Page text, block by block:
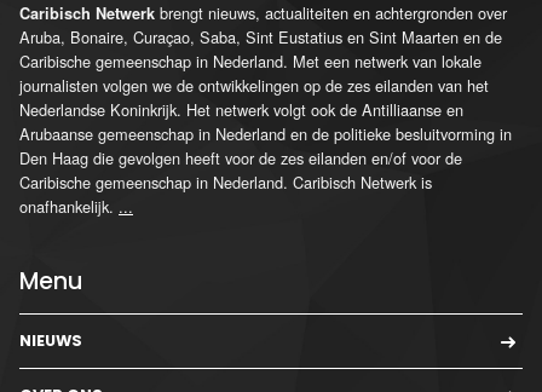
Caribisch Netwerk brengt nieuws, actualiteiten en achtergronden over
Aruba, Bonaire, Curaçao, Saba, Sint Eustatius en Sint Maarten en de
Caribische gemeenschap in Nederland. Met een netwerk van lokale
journalisten volgen we de ontwikkelingen op de zes eilanden van het
Nederlandse Koninkrijk. Het netwerk volgt ook de Antilliaanse en
Arubaanse gemeenschap in Nederland en de politieke besluitvorming in
Den Haag die gevolgen heeft voor de zes eilanden en/of voor de
Caribische gemeenschap in Nederland. Caribisch Netwerk is
onafhankelijk. ...
Menu
NIEUWS